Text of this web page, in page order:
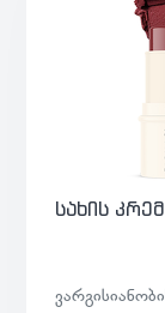
სახის